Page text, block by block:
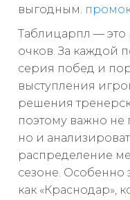
выгодным.
Таблицарпл — это
очков. За каждой
серия побед и
выступления
решения
поэтому важно не
но и
распределение
сезоне. Особенно
как «Краснодар»,